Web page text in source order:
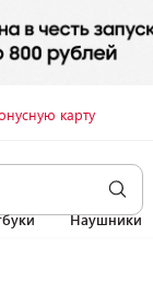
карту
Наушники